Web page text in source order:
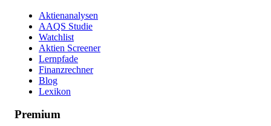
Aktienanalysen
AAQS Studie
Watchlist
Aktien Screener
Lernpfade
Finanzrechner
Blog
Lexikon
Premium